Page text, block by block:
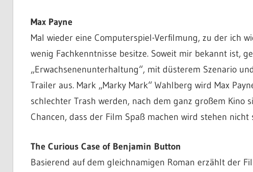
Max Payne
Mal wieder eine Computerspiel-Verfilmung, zu der ich
wenig Fachkenntnisse besitze. Soweit mir bekannt ist,
„Erwachsenenunterhaltung“, mit düsterem Szenario
Trailer aus. Mark „Marky Mark“ Wahlberg wird Max
schlechter Trash werden, nach dem ganz großem Kino
Chancen, dass der Film Spaß machen wird stehen nicht
The Curious Case of Benjamin Button
Basierend auf dem gleichnamigen Roman erzählt der